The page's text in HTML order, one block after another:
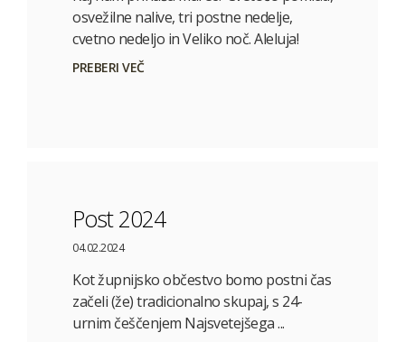
osvežilne nalive, tri postne nedelje,
cvetno nedeljo in Veliko noč. Aleluja!
PREBERI VEČ
Post 2024
04.02.2024
Kot župnijsko občestvo bomo postni čas
začeli (že) tradicionalno skupaj, s 24-
urnim češčenjem Najsvetejšega ...